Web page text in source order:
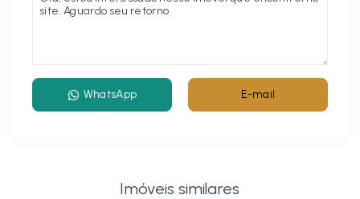
WhatsApp E-mail
Imóveis similares